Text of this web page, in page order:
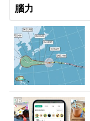
腦力
PR